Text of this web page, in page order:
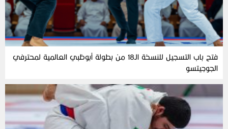
فتح باب التسجيل للنسخة الـ18 من بطولة أبوظبي العالمية لمحترفي
الجوجيتسو